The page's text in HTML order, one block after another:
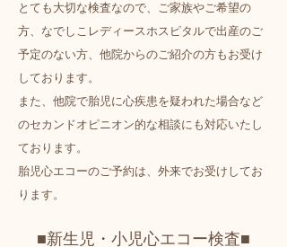
とても大切な検査なので、ご家族やご希望の
方、なでしこレディースホスピタルで出産のご
予定のない方、他院からのご紹介の方もお受け
しております。
また、他院で胎児に心疾患を疑われた場合など
のセカンドオピニオン的な相談にも対応いたし
ております。
胎児心エコーのご予約は、外来でお受けしてお
ります。
■新生児・小児心エコー検査■